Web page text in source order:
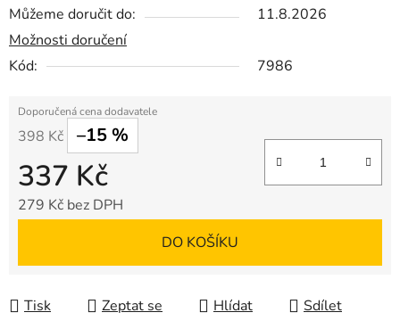
Můžeme doručit do:
11.8.2026
Možnosti doručení
Kód:
7986
398 Kč –15 %
337 Kč
279 Kč bez DPH
DO KOŠÍKU
Tisk Zeptat se Hlídat Sdílet